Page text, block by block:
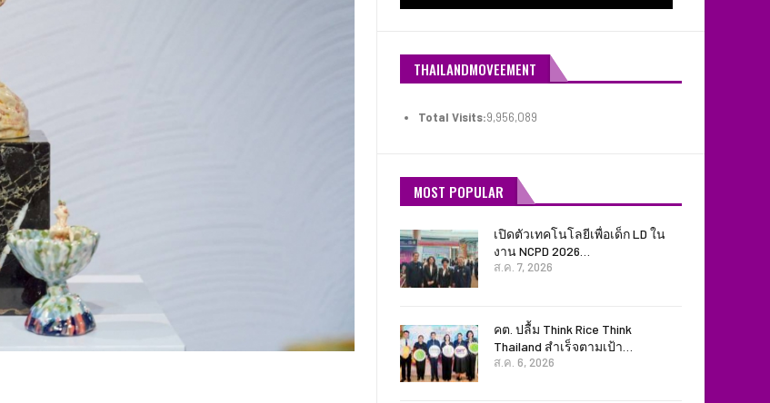
THAILANDMOVEEMENT
Total Visits:9,956,089
MOST POPULAR
เปิดตัวเทคโนโลยีเพื่อเด็ก LD ใน
งาน NCPD 2026…
ส.ค. 7, 2026
คต. ปลื้ม Think Rice Think
Thailand สำเร็จตามเป้า…
ส.ค. 6, 2026